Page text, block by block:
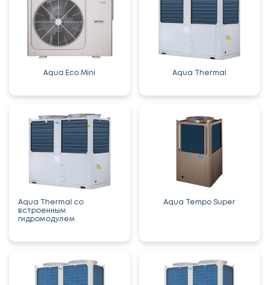
Aqua Eco Mini Aqua Thermal
Aqua Thermal со
встроенным
гидромодулем
Aqua Tempo Super